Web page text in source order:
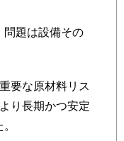
題は設備その
要な原材料リス
り長期かつ安定